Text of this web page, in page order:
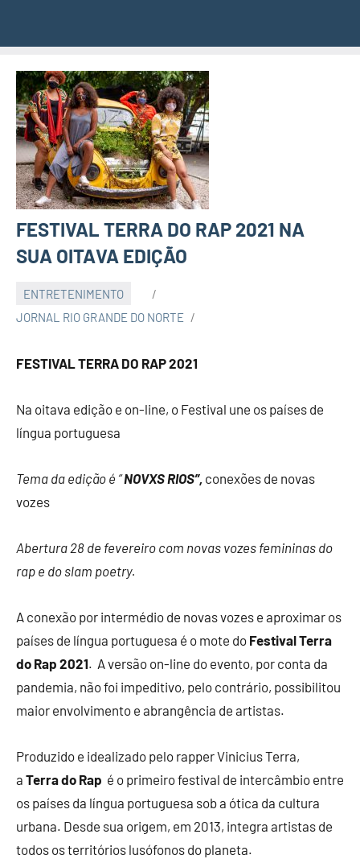
FESTIVAL TERRA DO RAP 2021 NA
SUA OITAVA EDIÇÃO
ENTRETENIMENTO
JORNAL RIO GRANDE DO NORTE
FESTIVAL TERRA DO RAP 2021
Na oitava edição e on-line, o Festival une os países de
língua portuguesa
Tema da edição é “NOVXS RIOS”, conexões de novas
vozes
Abertura 28 de fevereiro com novas vozes femininas do
rap e do slam poetry.
A conexão por intermédio de novas vozes e aproximar os
países de língua portuguesa é o mote do Festival Terra
do Rap 2021. A versão on-line do evento, por conta da
pandemia, não foi impeditivo, pelo contrário, possibilitou
maior envolvimento e abrangência de artistas.
Produzido e idealizado pelo rapper Vinicius Terra,
a Terra do Rap é o primeiro festival de intercâmbio entre
os países da língua portuguesa sob a ótica da cultura
urbana. Desde sua origem, em 2013, integra artistas de
todos os territórios lusófonos do planeta.